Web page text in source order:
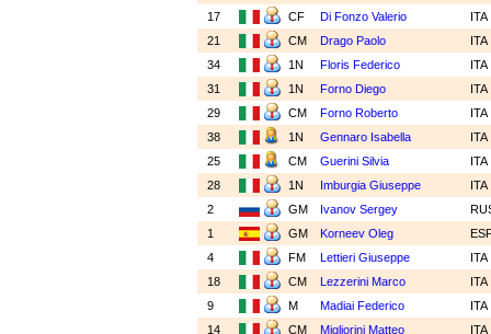
17
CF Di Fonzo Valerio
ITA
21
CM Drago Paolo
ITA
34
1N Floris Federico
ITA
31
1N Forno Diego
ITA
29
CM Forno Roberto
ITA
38
1N Gennaro Isabella
ITA
25
CM Guerini Silvia
ITA
28
1N Imburgia Giuseppe
ITA
2
GM Ivanov Sergey
1
GM Korneev Oleg
4
FM Lettieri Giuseppe
ITA
18
CM Lezzerini Marco
ITA
9
M Madiai Federico
ITA
14
CM Migliorini Matteo
ITA